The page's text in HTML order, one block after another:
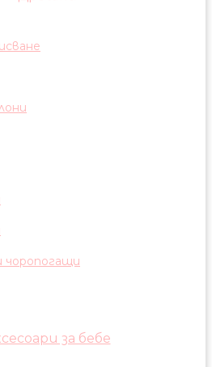
чоропогащи
за бебе